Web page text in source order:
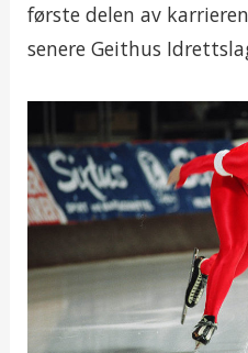
første delen av
senere Geithus